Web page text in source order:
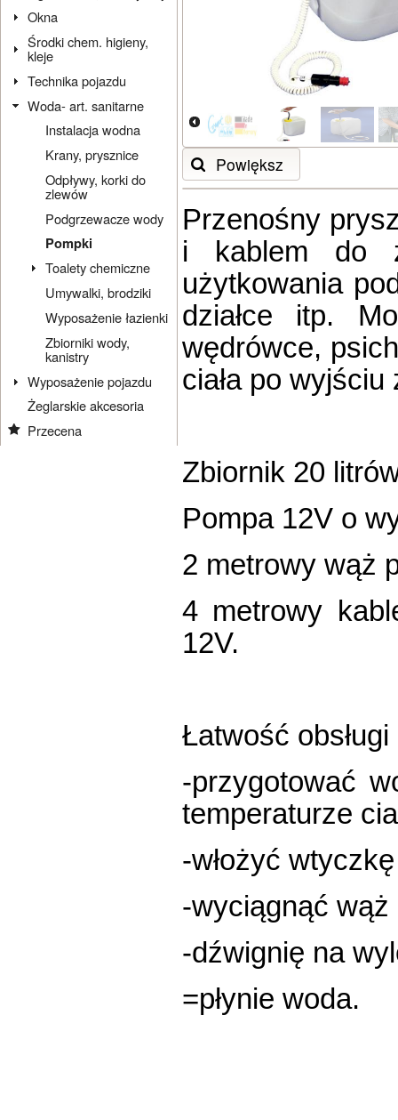
Okna
Środki chem. higieny,
kleje
Technika pojazdu
Woda- art. sanitarne
Instalacja wodna
Krany, prysznice
Odpływy, korki do
zlewów
Podgrzewacze wody
Pompki
Toalety chemiczne
Umywalki, brodziki
Wyposażenie łazienki
Zbiorniki wody,
kanistry
Wyposażenie pojazdu
Żeglarskie akcesoria
Przecena
Powiększ
Przenośny
i kablem do
użytkowania
działce itp.
wędrówce,
ciała po
Zbiornik 20
Pompa 12V o
2 metrowy wąż
4 metrowy
12V.
Łatwość obsługi
-przygotować
temperaturze
-włożyć
-wyciągnąć
-dźwignię na
=płynie woda.